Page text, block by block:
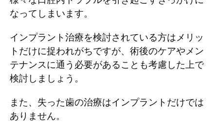
なってしまいます。
インプラント治療を検討されている方はメリッ
トだけに捉われがちですが、術後のケアやメン
テナンスに通う必要があることも考慮した上で
検討しましょう。
また、失った歯の治療はインプラントだけでは
ありません。